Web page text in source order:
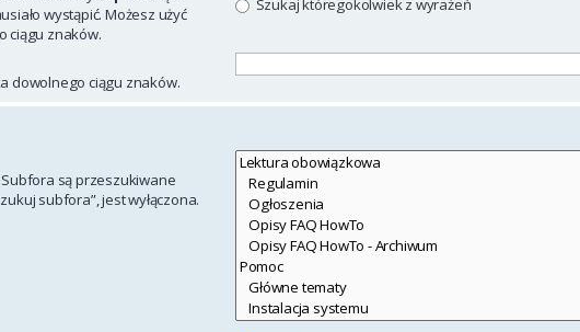
wystąpić. Możesz użyć
ciągu znaków.
dowolnego ciągu znaków.
są przeszukiwane
subfora”, jest wyłączona.